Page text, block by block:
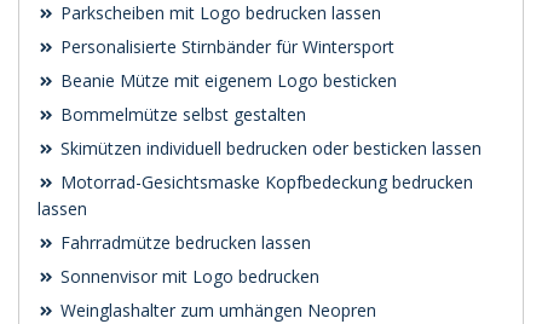
Parkscheiben mit Logo bedrucken lassen
Personalisierte Stirnbänder für Wintersport
Beanie Mütze mit eigenem Logo besticken
Bommelmütze selbst gestalten
Skimützen individuell bedrucken oder besticken lassen
Motorrad-Gesichtsmaske Kopfbedeckung bedrucken
lassen
Fahrradmütze bedrucken lassen
Sonnenvisor mit Logo bedrucken
Weinglashalter zum umhängen Neopren